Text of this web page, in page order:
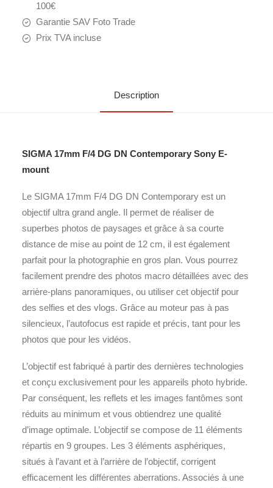
100€
Garantie SAV Foto Trade
Prix TVA incluse
Description
SIGMA 17mm F/4 DG DN Contemporary Sony E-
mount
Le SIGMA 17mm F/4 DG DN Contemporary est un
objectif ultra grand angle. Il permet de réaliser de
superbes photos de paysages et grâce à sa courte
distance de mise au point de 12 cm, il est également
parfait pour la photographie en gros plan. Vous pourrez
facilement prendre des photos macro détaillées avec des
arrière-plans panoramiques, ou utiliser cet objectif pour
des selfies et des vlogs. Grâce au moteur pas à pas
silencieux, l’autofocus est rapide et précis, tant pour les
photos que pour les vidéos.
L’objectif est fabriqué à partir des dernières technologies
et conçu exclusivement pour les appareils photo hybride.
Par conséquent, les reflets et les images fantômes sont
réduits au minimum et vous obtiendrez une qualité
d’image optimale. L’objectif se compose de 11 éléments
répartis en 9 groupes. Les 3 éléments asphériques,
situés à l’avant et à l’arrière de l’objectif, corrigent
efficacement les différentes aberrations. Associés à une